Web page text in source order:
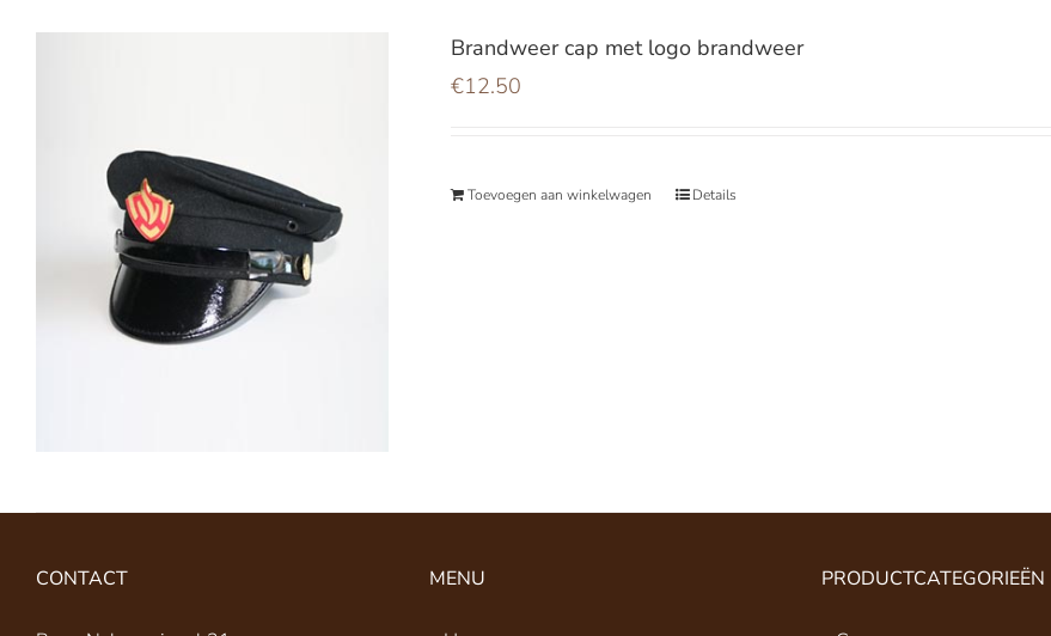
Brandweer cap met logo brandweer
€12.50
Toevoegen aan winkelwagen Details
CONTACT MENU PRODUCTCATEGORIEËN